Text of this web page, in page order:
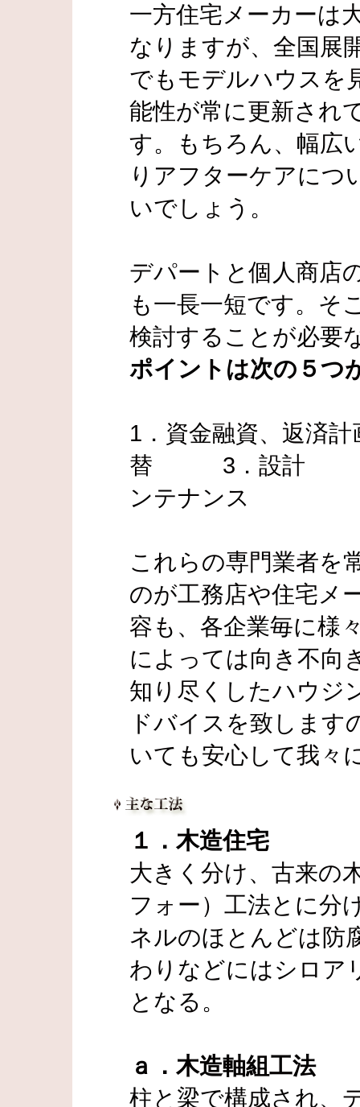
一方住宅メーカーは
なりますが、全国展
でもモデルハウスを
能性が常に更新され
す。もちろん、幅広
りアフターケアにつ
いでしょう。
デパートと個人商店
も一長一短です。そ
検討することが必要
ポイントは次の５つ
1．資金融資、返
替 3．設計 4
ンテナンス
これらの専門業者を
のが工務店や住宅メ
容も、各企業毎に様
によっては向き不向
知り尽くしたハウジ
ドバイスを致します
いても安心して我々
１．木造住宅
大きく分け、古来の
フォー）工法とに分
ネルのほとんどは防
わりなどにはシロア
となる。
ａ．木造軸組工法
柱と梁で構成され、